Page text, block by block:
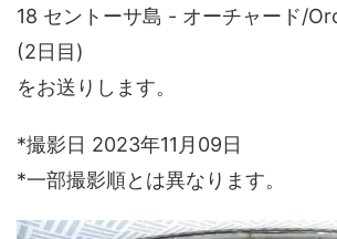
18 セントーサ島 - オーチャード/
(2日目)
をお送りします。
*撮影日 2023年11月09日
*一部撮影順とは異なります。